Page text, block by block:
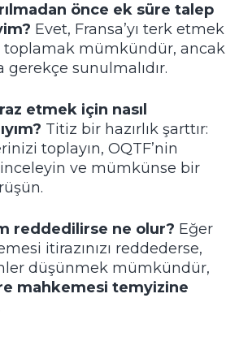
önce ek süre talep
Evet, Fransa’yı terk etmek
toplamak mümkündür, ancak
sunulmalıdır.
etmek için nasıl
Titiz bir hazırlık şarttır:
toplayın, OQTF’nin
ve mümkünse bir
reddedilirse ne olur? Eğer
itirazınızı reddederse,
düşünmek mümkündür,
mahkemesi temyizine